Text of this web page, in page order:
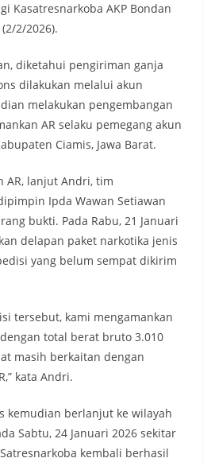
Kasatresnarkoba AKP Bondan
2/2026).
diketahui pengiriman ganja
dilakukan melalui akun
melakukan pengembangan
AR selaku pemegang akun
Ciamis, Jawa Barat.
AR, lanjut Andri, tim
Ipda Wawan Setiawan
bukti. Pada Rabu, 21 Januari
delapan paket narkotika jenis
yang belum sempat dikirim
tersebut, kami mengamankan
total berat bruto 3.010
masih berkaitan dengan
kata Andri.
kemudian berlanjut ke wilayah
Sabtu, 24 Januari 2026 sekitar
kembali berhasil